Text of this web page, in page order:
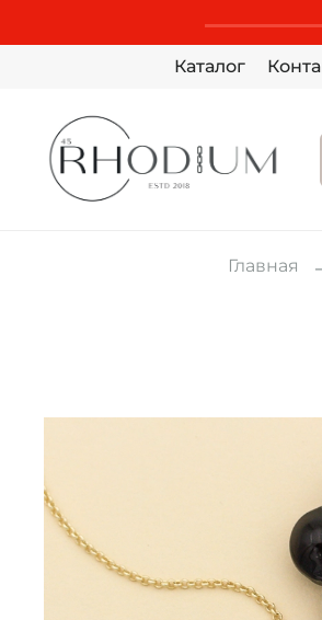
Каталог
Главная